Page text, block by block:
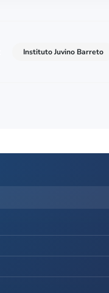
Instituto Juvino Barreto